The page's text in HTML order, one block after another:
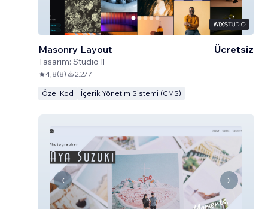
Masonry Layout
Tasarım: Studio Il
Ücretsiz
4,8(8) 2.277
Özel Kod İçerik Yönetim Sistemi (CMS)